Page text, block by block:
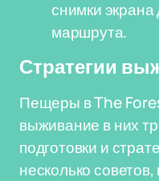
снимки
маршрута.
Стратегии
Пещеры в The
выживание в них
подготовки и
несколько